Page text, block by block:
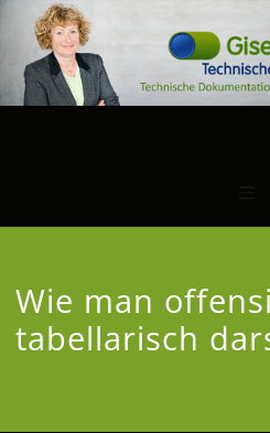
Wie man
tabellarisch